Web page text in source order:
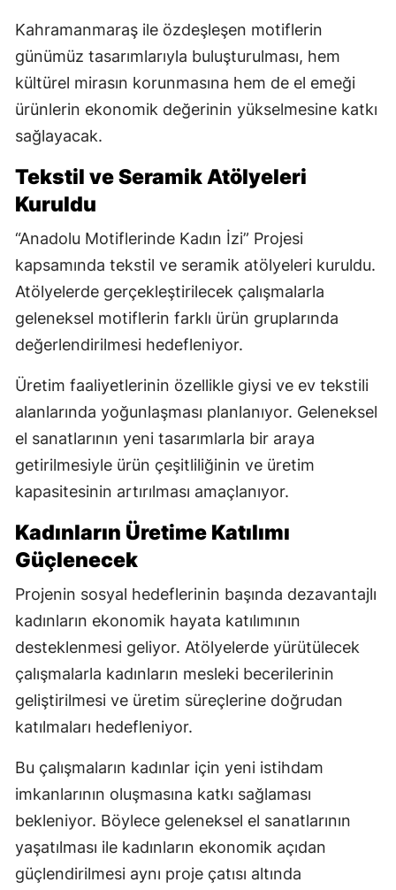
Kahramanmaraş ile özdeşleşen motiflerin
günümüz tasarımlarıyla buluşturulması, hem
kültürel mirasın korunmasına hem de el emeği
ürünlerin ekonomik değerinin yükselmesine katkı
sağlayacak.
Tekstil ve Seramik Atölyeleri
Kuruldu
“Anadolu Motiflerinde Kadın İzi” Projesi
kapsamında tekstil ve seramik atölyeleri kuruldu.
Atölyelerde gerçekleştirilecek çalışmalarla
geleneksel motiflerin farklı ürün gruplarında
değerlendirilmesi hedefleniyor.
Üretim faaliyetlerinin özellikle giysi ve ev tekstili
alanlarında yoğunlaşması planlanıyor. Geleneksel
el sanatlarının yeni tasarımlarla bir araya
getirilmesiyle ürün çeşitliliğinin ve üretim
kapasitesinin artırılması amaçlanıyor.
Kadınların Üretime Katılımı
Güçlenecek
Projenin sosyal hedeflerinin başında dezavantajlı
kadınların ekonomik hayata katılımının
desteklenmesi geliyor. Atölyelerde yürütülecek
çalışmalarla kadınların mesleki becerilerinin
geliştirilmesi ve üretim süreçlerine doğrudan
katılmaları hedefleniyor.
Bu çalışmaların kadınlar için yeni istihdam
imkanlarının oluşmasına katkı sağlaması
bekleniyor. Böylece geleneksel el sanatlarının
yaşatılması ile kadınların ekonomik açıdan
güçlendirilmesi aynı proje çatısı altında